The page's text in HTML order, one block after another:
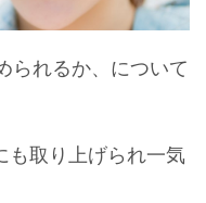
られるか、について
も取り上げられ一気